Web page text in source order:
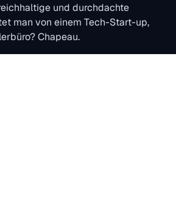
und durchdachte
man von einem Tech-Start-up,
Chapeau.